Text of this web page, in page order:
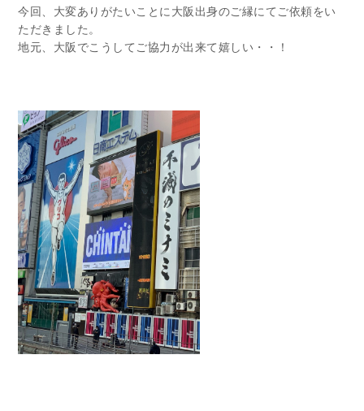
今回、大変ありがたいことに大阪出身のご縁にてご依頼をい
ただきました。
地元、大阪でこうしてご協力が出来て嬉しい・・！